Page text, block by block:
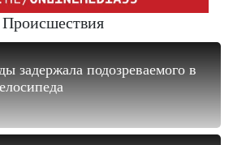
Происшествия
задержала подозреваемого в